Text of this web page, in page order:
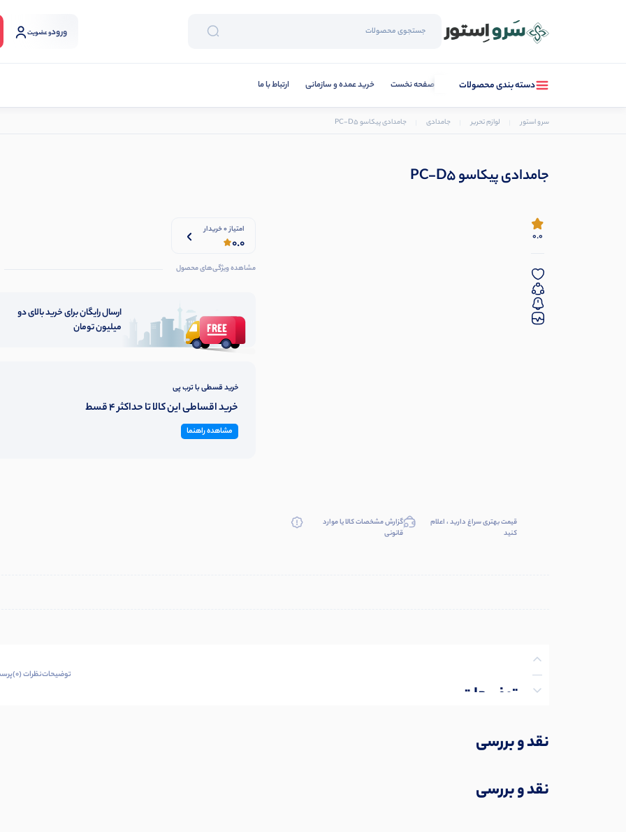
ورودو عضویت
دسته بندی محصولات صفحه نخست خرید عمده و سازمانی ارتباط با ما
سرو استور لوازم تحریر جامدادی جامدادی پیکاسو PC-D5
جامدادی پیکاسو PC-D5
0.0
قیمت بهتری سراغ دارید ، اعلام
کنید
گزارش مشخصات کالا یا موارد
قانونی
امتیاز 0 خریدار
0.0
مشاهده ویژگی‌های محصول
ارسال رایگان برای خرید بالای دو
میلیون تومان
خرید قسطی با ترب پی
خرید اقساطی این کالا تا حداکثر 4 قسط
مشاهده راهنما
توضیحات
نظرات (0)
توضیحاتنظرات (0)
نقد و بررسی
نقد و بررسی